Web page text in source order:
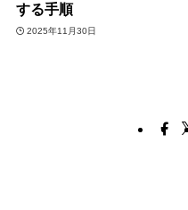
する手順
2025年11月30日